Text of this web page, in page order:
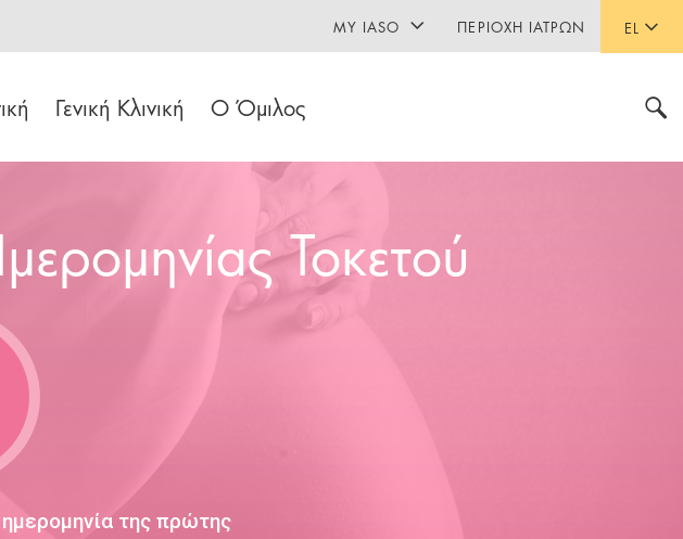
EL
Γενική Κλινική Ο Όμιλος
MY IASO ΠΕΡΙΟΧΉ ΙΑΤΡΏΝ
Τοκετού
της πρώτης